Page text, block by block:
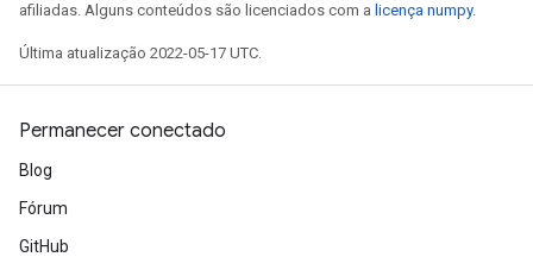
afiliadas. Alguns conteúdos são licenciados com a licença numpy.
Última atualização 2022-05-17 UTC.
Permanecer conectado
Blog
Fórum
GitHub